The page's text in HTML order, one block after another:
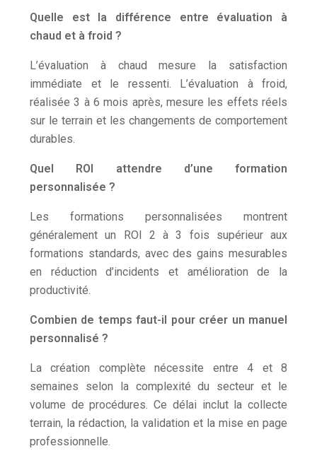
Quelle est la différence entre évaluation à
chaud et à froid ?
L’évaluation à chaud mesure la satisfaction
immédiate et le ressenti. L’évaluation à froid,
réalisée 3 à 6 mois après, mesure les effets réels
sur le terrain et les changements de comportement
durables.
Quel ROI attendre d’une formation
personnalisée ?
Les formations personnalisées montrent
généralement un ROI 2 à 3 fois supérieur aux
formations standards, avec des gains mesurables
en réduction d’incidents et amélioration de la
productivité.
Combien de temps faut-il pour créer un manuel
personnalisé ?
La création complète nécessite entre 4 et 8
semaines selon la complexité du secteur et le
volume de procédures. Ce délai inclut la collecte
terrain, la rédaction, la validation et la mise en page
professionnelle.